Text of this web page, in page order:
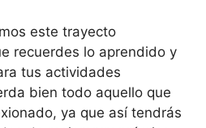
este trayecto
recuerdes lo aprendido y
tus actividades
bien todo aquello que
ya que así tendrás